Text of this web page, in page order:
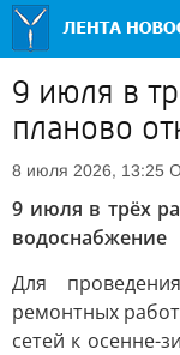
9 июля в
планово
8 июля 2026, 13:25
9 июля в трёх
водоснабжение
Для
ремонтных
сетей к осенне-